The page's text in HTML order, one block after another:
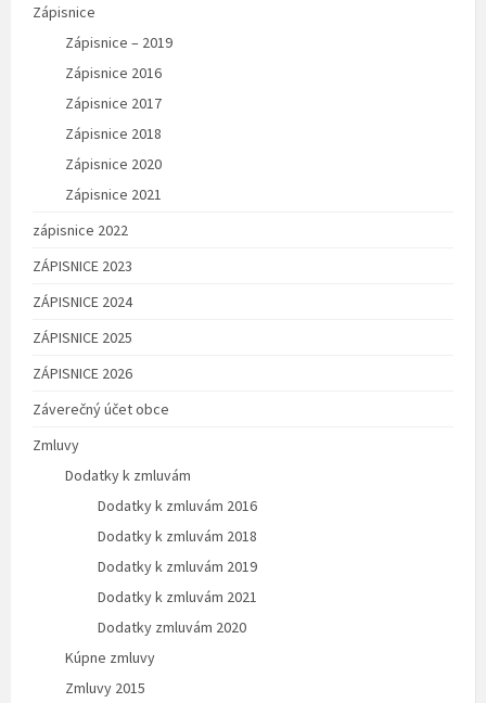
Zápisnice
Zápisnice – 2019
Zápisnice 2016
Zápisnice 2017
Zápisnice 2018
Zápisnice 2020
Zápisnice 2021
zápisnice 2022
ZÁPISNICE 2023
ZÁPISNICE 2024
ZÁPISNICE 2025
ZÁPISNICE 2026
Záverečný účet obce
Zmluvy
Dodatky k zmluvám
Dodatky k zmluvám 2016
Dodatky k zmluvám 2018
Dodatky k zmluvám 2019
Dodatky k zmluvám 2021
Dodatky zmluvám 2020
Kúpne zmluvy
Zmluvy 2015